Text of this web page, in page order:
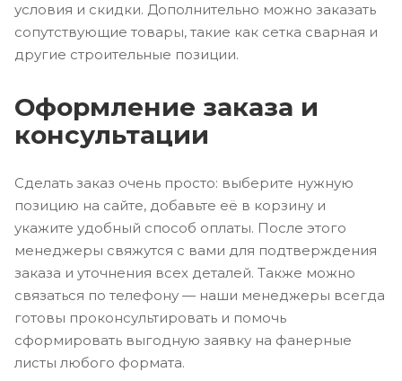
условия и скидки. Дополнительно можно заказать
сопутствующие товары, такие как сетка сварная и
другие строительные позиции.
Оформление заказа и
консультации
Сделать заказ очень просто: выберите нужную
позицию на сайте, добавьте её в корзину и
укажите удобный способ оплаты. После этого
менеджеры свяжутся с вами для подтверждения
заказа и уточнения всех деталей. Также можно
связаться по телефону — наши менеджеры всегда
готовы проконсультировать и помочь
сформировать выгодную заявку на фанерные
листы любого формата.